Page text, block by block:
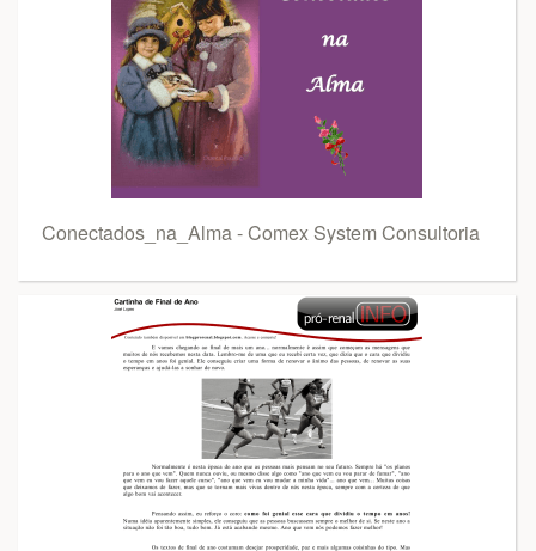
Conectados_na_Alma - Comex System Consultoria